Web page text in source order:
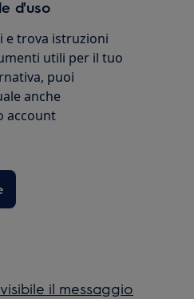
d'uso
e trova istruzioni
utili per il tuo
puoi
anche
account
il messaggio